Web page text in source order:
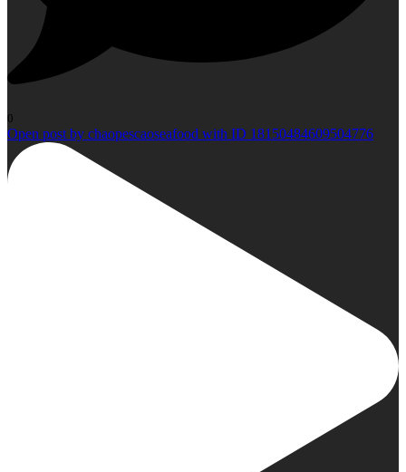
0
Open post by chaopescaoseafood with ID 18150484609504776